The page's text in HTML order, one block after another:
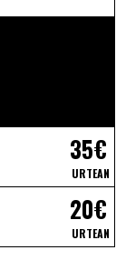
35€
URTEAN
20€
URTEAN